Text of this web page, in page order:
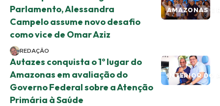
AMAZONAS E
Parlamento, Alessandra
Campelo assume novo desafio
como vice de Omar Aziz
REDAÇÃO
INTERIOR DO
Autazes conquista o 1º lugar do
Amazonas em avaliação do
Governo Federal sobre a Atenção
Primária à Saúde